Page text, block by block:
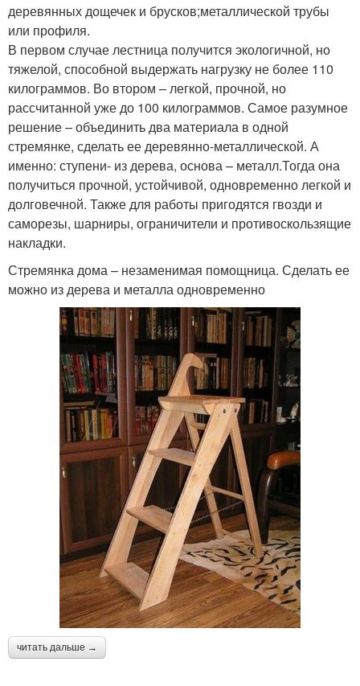
деревянных дощечек и брусков;металлической трубы
или профиля.
В первом случае лестница получится экологичной, но
тяжелой, способной выдержать нагрузку не более 110
килограммов. Во втором – легкой, прочной, но
рассчитанной уже до 100 килограммов. Самое разумное
решение – объединить два материала в одной
стремянке, сделать ее деревянно-металлической. А
именно: ступени- из дерева, основа – металл.Тогда она
получиться прочной, устойчивой, одновременно легкой и
долговечной. Также для работы пригодятся гвозди и
саморезы, шарниры, ограничители и противоскользящие
накладки.
Стремянка дома – незаменимая помощница. Сделать ее
можно из дерева и металла одновременно
читать дальше →